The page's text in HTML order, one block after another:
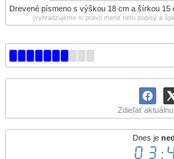
Zdieľať
Dnes je
Drevené písmeno s výškou 18 cm a šírkou 15
(vyhradzujeme si právo meniť tieto popisy a